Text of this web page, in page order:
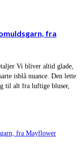
fra
Vi bliver altid glade,
isblå nuance. Den lette
til alt fra luftige bluser,